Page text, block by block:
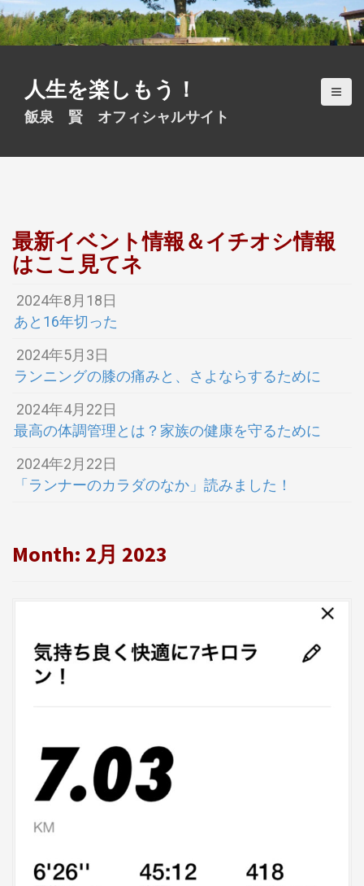
S
k
t
人生を楽しもう！
飯泉 賢 オフィシャルサイト
最新イベント情報＆イチオシ情報
はここ見てネ
2024年8月18日
あと16年切った
2024年5月3日
ランニングの膝の痛みと、さよならするために
2024年4月22日
最高の体調管理とは？家族の健康を守るために
2024年2月22日
「ランナーのカラダのなか」読みました！
Month: 2月 2023